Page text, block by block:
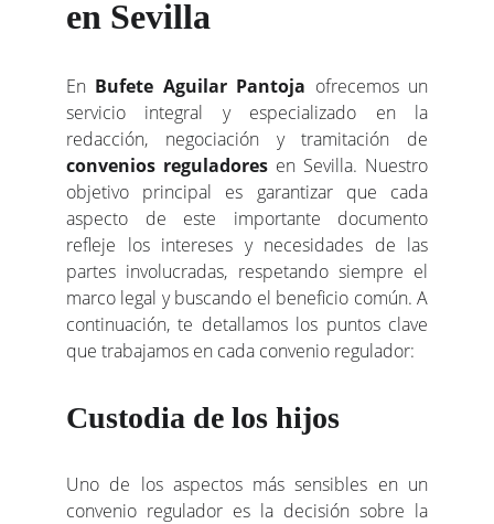
en Sevilla
En Bufete Aguilar Pantoja ofrecemos un
servicio integral y especializado en la
redacción, negociación y tramitación de
convenios reguladores en Sevilla. Nuestro
objetivo principal es garantizar que cada
aspecto de este importante documento
refleje los intereses y necesidades de las
partes involucradas, respetando siempre el
marco legal y buscando el beneficio común. A
continuación, te detallamos los puntos clave
que trabajamos en cada convenio regulador:
Custodia de los hijos
Uno de los aspectos más sensibles en un
convenio regulador es la decisión sobre la